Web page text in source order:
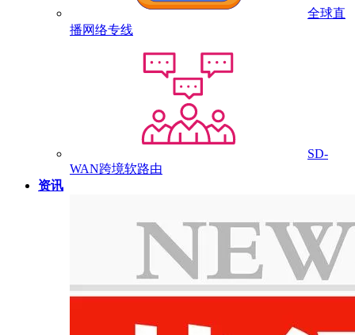
全球直
播网络专线
SD-
WAN跨境软路由
资讯